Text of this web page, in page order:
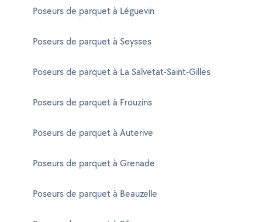
Poseurs de parquet à Léguevin
Poseurs de parquet à Seysses
Poseurs de parquet à La Salvetat-Saint-Gilles
Poseurs de parquet à Frouzins
Poseurs de parquet à Auterive
Poseurs de parquet à Grenade
Poseurs de parquet à Beauzelle